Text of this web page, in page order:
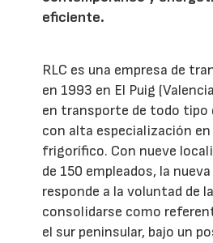
eficiente.
RLC es una empresa de
en 1993 en El Puig
en transporte de todo tipo
con alta especialización
frigorífico. Con nueve
de 150 empleados, la
responde a la voluntad de
consolidarse como
el sur peninsular, bajo un